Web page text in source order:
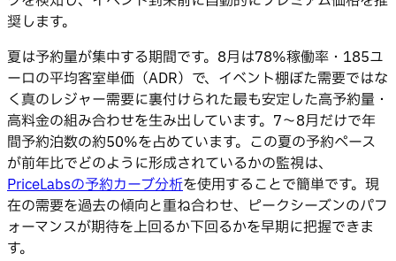
奨します。
夏は予約量が集中する期間です。8月は78%稼働率・185ユ
ーロの平均客室単価（ADR）で、イベント棚ぼた需要ではな
く真のレジャー需要に裏付けられた最も安定した高予約量・
高料金の組み合わせを生み出しています。7〜8月だけで年
間予約泊数の約50%を占めています。この夏の予約ペース
が前年比でどのように形成されているかの監視は、
PriceLabsの予約カーブ分析を使用することで簡単です。現
在の需要を過去の傾向と重ね合わせ、ピークシーズンのパフ
ォーマンスが期待を上回るか下回るかを早期に把握できま
す。